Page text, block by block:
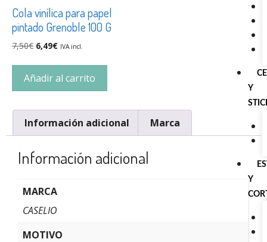
Y
Y
Cola vinílica para papel
pintado Grenoble 100 G
7,50€ 6,49€ IVA incl.
Añadir al carrito
Información adicional Marca
Información adicional
MARCA
CASELIO
MOTIVO